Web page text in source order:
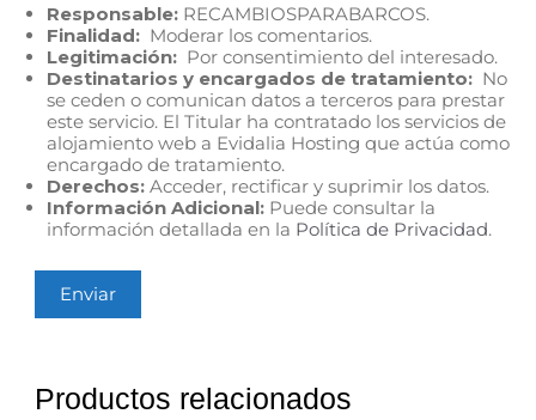
Responsable: RECAMBIOSPARABARCOS.
Finalidad: Moderar los comentarios.
Legitimación: Por consentimiento del interesado.
Destinatarios y encargados de tratamiento: No
se ceden o comunican datos a terceros para prestar
este servicio. El Titular ha contratado los servicios de
alojamiento web a Evidalia Hosting que actúa como
encargado de tratamiento.
Derechos: Acceder, rectificar y suprimir los datos.
Información Adicional: Puede consultar la
información detallada en la Política de Privacidad.
Productos relacionados